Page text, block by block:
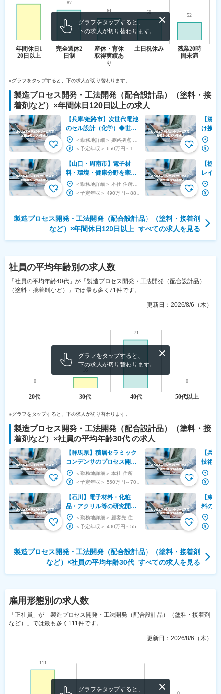
グラフをタップすると、
下の求人が切り替わります。
※グラフをタップすると、下の求人が切り替わります。
製造プロセス開発・工法開発（配合設計品）（塗料・接
着剤など） ×年間休日120日以上の求人
【兵庫/姫路市】次世代電池
のセル設計（化学）◆世界
最高スペックの車載バッテ
リー／業界TOP級メーカー
【山口・周南市】電子材
料・環境・健康分野を牽
引。未来をつくるプロセス
開発エンジニア／年休122
【滋
け接
性◎半
大◇在
【栃
レイ
※東証
アク
製造プロセス開発・工法開発（配合設計品）（塗料・接着剤
など） ×年間休日120日以上 すべての求人を見る
社員の平均年齢別の求人数
「社員の平均年齢40代」が「製造プロセス開発・工法開発（配合設計品）
（塗料・接着剤など）」では最も多く71件です。
更新日： 2026/8/6（木）
グラフをタップすると、
下の求人が切り替わります。
※グラフをタップすると、下の求人が切り替わります。
製造プロセス開発・工法開発（配合設計品）（塗料・接
着剤など） ×社員の平均年齢30代の求人
【群馬県】積層セラミック
コンデンサのプロセス開発
～太陽誘電G／電子部品の
微細化に貢献／年休123日
【石川】電子材料・化粧
品・アクリル等の研究開発
◇化学品・医薬品の研究経
験を活かしてスキルアップ
【兵
技術
イム
ー／福
【東
料の
環境
コー
製造プロセス開発・工法開発（配合設計品）（塗料・接着剤
など） ×社員の平均年齢30代 すべての求人を見る
雇用形態別の求人数
「正社員」が「製造プロセス開発・工法開発（配合設計品）（塗料・接着剤
など）」では最も多く111件です。
更新日： 2026/8/6（木）
グラフをタップすると、